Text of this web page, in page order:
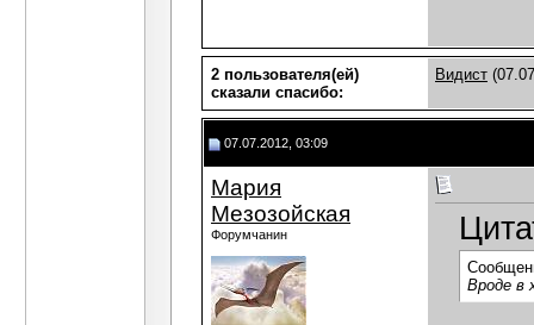
2 пользователя(ей)
сказали cпасибо:
Видист
07.07.2012, 03:09
Мария
Мезозойская
Форумчанин
Вроде в